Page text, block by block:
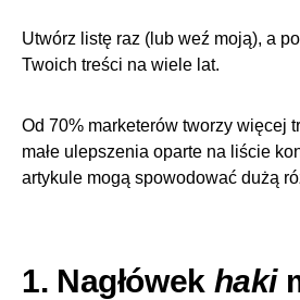
Utwórz listę raz (lub weź moją), a
Twoich treści na wiele lat.
Od 70% marketerów tworzy więcej
małe ulepszenia oparte na liście
artykule mogą spowodować dużą
1. Nagłówek haki